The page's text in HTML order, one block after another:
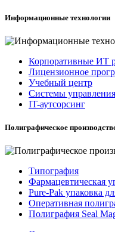
Информационные технологии
Корпоративные ИТ
Лицензионное
Учебный центр
Системы
IT-аутсорсинг
Полиграфическое
Типография
Фармацевтическая
Pure-Pak упаковка
Оперативная
Полиграфия Seal